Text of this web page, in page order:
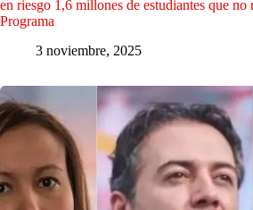
en riesgo 1,6 millones de estudiantes que no
Programa
3 noviembre, 2025